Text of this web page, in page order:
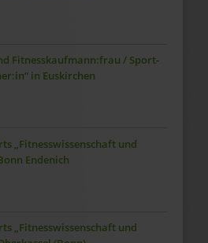
Fitnesskaufmann:frau / Sport-
in Euskirchen
„Fitnesswissenschaft und
Endenich
„Fitnesswissenschaft und